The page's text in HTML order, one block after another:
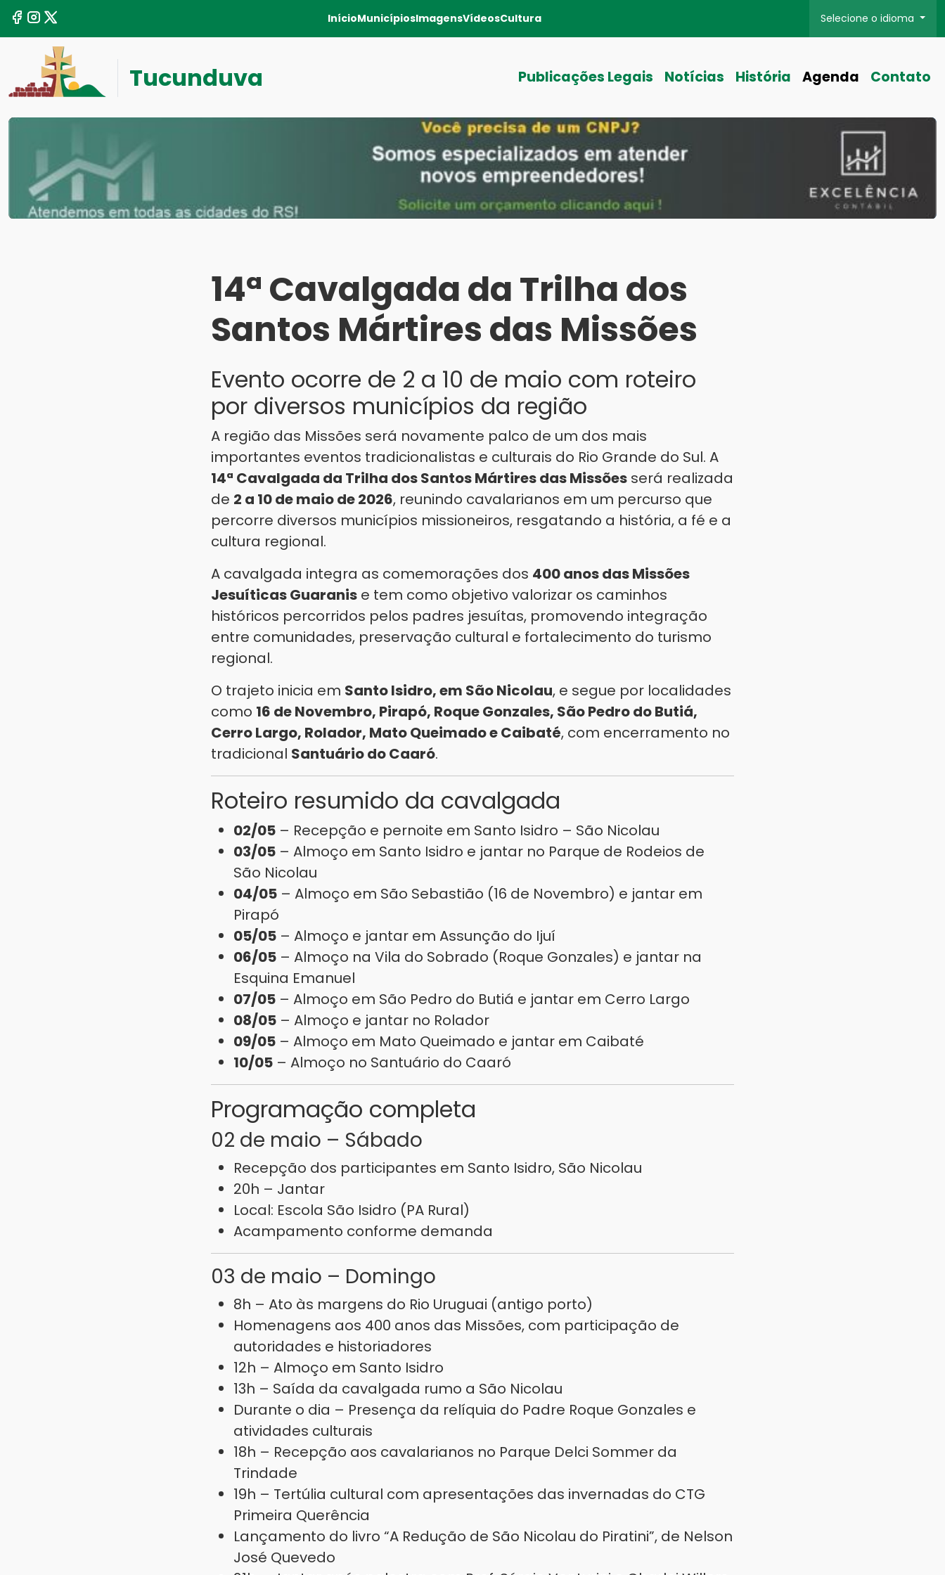
InícioMunicípiosImagensVídeosCultura Selecione o idioma
Tucunduva Publicações Legais Notícias História Agenda Contato
14ª Cavalgada da Trilha dos
Santos Mártires das Missões
Evento ocorre de 2 a 10 de maio com roteiro
por diversos municípios da região
A região das Missões será novamente palco de um dos mais
importantes eventos tradicionalistas e culturais do Rio Grande do Sul. A
14ª Cavalgada da Trilha dos Santos Mártires das Missões será realizada
de 2 a 10 de maio de 2026, reunindo cavalarianos em um percurso que
percorre diversos municípios missioneiros, resgatando a história, a fé e a
cultura regional.
A cavalgada integra as comemorações dos 400 anos das Missões
Jesuíticas Guaranis e tem como objetivo valorizar os caminhos
históricos percorridos pelos padres jesuítas, promovendo integração
entre comunidades, preservação cultural e fortalecimento do turismo
regional.
O trajeto inicia em Santo Isidro, em São Nicolau, e segue por localidades
como 16 de Novembro, Pirapó, Roque Gonzales, São Pedro do Butiá,
Cerro Largo, Rolador, Mato Queimado e Caibaté, com encerramento no
tradicional Santuário do Caaró.
Roteiro resumido da cavalgada
02/05 – Recepção e pernoite em Santo Isidro – São Nicolau
03/05 – Almoço em Santo Isidro e jantar no Parque de Rodeios de
São Nicolau
04/05 – Almoço em São Sebastião (16 de Novembro) e jantar em
Pirapó
05/05 – Almoço e jantar em Assunção do Ijuí
06/05 – Almoço na Vila do Sobrado (Roque Gonzales) e jantar na
Esquina Emanuel
07/05 – Almoço em São Pedro do Butiá e jantar em Cerro Largo
08/05 – Almoço e jantar no Rolador
09/05 – Almoço em Mato Queimado e jantar em Caibaté
10/05 – Almoço no Santuário do Caaró
Programação completa
02 de maio – Sábado
Recepção dos participantes em Santo Isidro, São Nicolau
20h – Jantar
Local: Escola São Isidro (PA Rural)
Acampamento conforme demanda
03 de maio – Domingo
8h – Ato às margens do Rio Uruguai (antigo porto)
Homenagens aos 400 anos das Missões, com participação de
autoridades e historiadores
12h – Almoço em Santo Isidro
13h – Saída da cavalgada rumo a São Nicolau
Durante o dia – Presença da relíquia do Padre Roque Gonzales e
atividades culturais
18h – Recepção aos cavalarianos no Parque Delci Sommer da
Trindade
19h – Tertúlia cultural com apresentações das invernadas do CTG
Primeira Querência
Lançamento do livro “A Redução de São Nicolau do Piratini”, de Nelson
José Quevedo